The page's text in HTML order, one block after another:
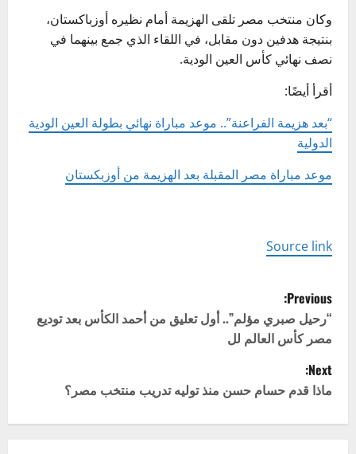
وكان منتخب مصر تلقى الهزيمة أمام نظيره أوزباكستان،
بنتيجة هدفين دون مقابل، في اللقاء الذي جمع بينهما في
نصف نهائي كأس العين الودية.
أقرأ أيضًا:
“بعد هزيمة الفراعنة”.. موعد مباراة نهائي بطولة العين الودية
الدولية
موعد مباراة مصر المقبلة بعد الهزيمة من أوزبكستان
Source link
P
o
s
t
n
Previous:
“رحيل صبري مؤلم”.. أول تعليق من أحمد الكأس بعد توديع
مصر كأس العالم لل
Next:
ماذا قدم حسام حسن منذ توليه تدريب منتخب مصر؟